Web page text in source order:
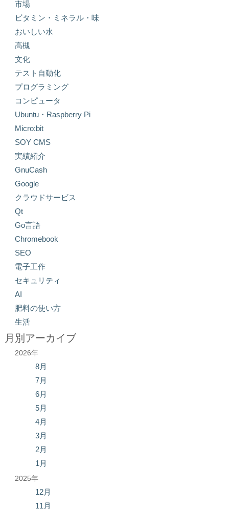
市場
ビタミン・ミネラル・味
おいしい水
高槻
文化
テスト自動化
プログラミング
コンピュータ
Ubuntu・Raspberry Pi
Micro:bit
SOY CMS
実績紹介
GnuCash
Google
クラウドサービス
Qt
Go言語
Chromebook
SEO
電子工作
セキュリティ
AI
肥料の使い方
生活
月別アーカイブ
2026年
8月
7月
6月
5月
4月
3月
2月
1月
2025年
12月
11月